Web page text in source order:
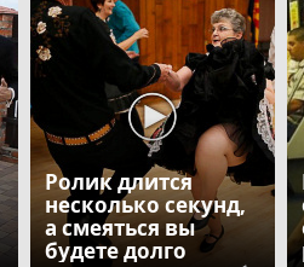
Ролик длится
несколько секунд,
а смеяться вы
будете долго